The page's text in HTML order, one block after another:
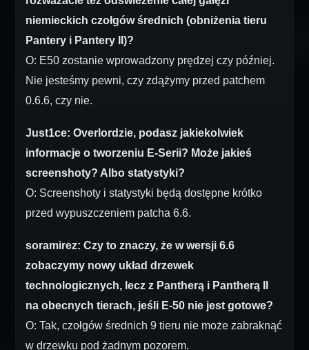
niemieckich czołgów średnich (obniżenia tieru
Pantery i Pantery II)?
O: E50 zostanie wprowadzony prędzej czy później.
Nie jesteśmy pewni, czy zdążymy przed patchem
0.6.6, czy nie.
Just1ce: Overlordzie, podasz jakiekolwiek
informacje o tworzeniu E-Serii? Może jakieś
screenshoty? Albo statystyki?
O: Screenshoty i statystyki będą dostępne krótko
przed wypuszczeniem patcha 6.6.
soramirez: Czy to znaczy, że w wersji 6.6
zobaczymy nowy układ drzewek
technologicznych, lecz z Pantherą i Pantherą II
na obecnych tierach, jeśli E-50 nie jest gotowe?
O: Tak, czołgów średnich 9 tieru nie może zabraknąć
w drzewku pod żadnym pozorem.